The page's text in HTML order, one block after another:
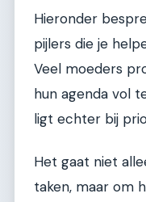
Hieronder
pijlers die je
Veel moeders
hun agenda vol
ligt echter bij
Het gaat niet
taken, maar om